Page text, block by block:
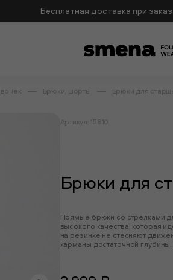
Бесплатная доставка при
Брюки, шорты Брюки для
Артикул: 15810
Брюки для
Прямые брюки со стрелками
высокого качества, которая
на резинке не стесняют
карманы достаточной